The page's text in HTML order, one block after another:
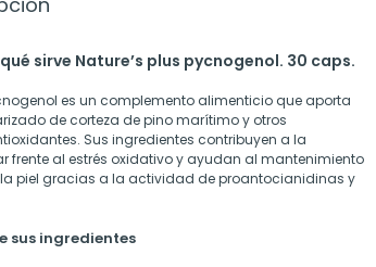
sirve Nature’s plus pycnogenol. 30 caps.
es un complemento alimenticio que aporta
de corteza de pino marítimo y otros
Sus ingredientes contribuyen a la
frente al estrés oxidativo y ayudan al mantenimiento
piel gracias a la actividad de proantocianidinas y
sus ingredientes